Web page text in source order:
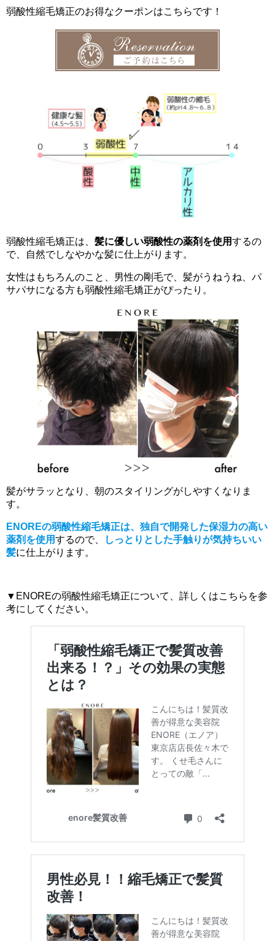
弱酸性縮毛矯正のお得なクーポンはこちらです！
弱酸性縮毛矯正は、 髪に優しい弱酸性の薬剤を使用するの
で、自然でしなやかな髪に仕上がります。
女性はもちろんのこと、男性の剛毛で、髪がうねうね、パ
サパサになる方も弱酸性縮毛矯正がぴったり。
髪がサラッとなり、朝のスタイリングがしやすくなりま
す。
ENOREの弱酸性縮毛矯正は、独自で開発した保湿力の高い
薬剤を使用するので、
しっとりとした手触りが気持ちいい
髪に仕上がります。
▼ENOREの弱酸性縮毛矯正について、詳しくはこちらを参
考にしてください。